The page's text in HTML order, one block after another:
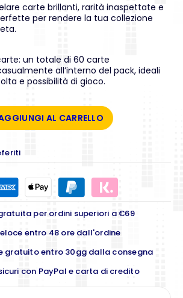
carte brillanti, rarità inaspettate e
per rendere la tua collezione
un totale di 60 carte
all’interno del pack, ideali
e possibilità di gioco.
AL CARRELLO
per ordini superiori a €69
entro 48 ore dall'ordine
gratuito entro 30gg dalla consegna
con PayPal e carta di credito